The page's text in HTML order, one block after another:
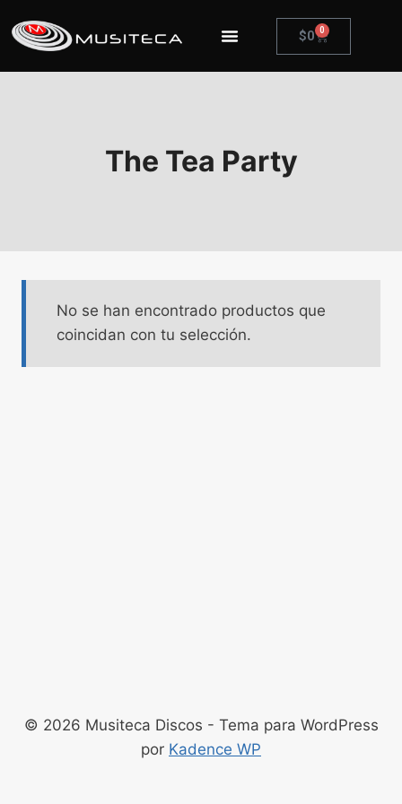
$0 0
The Tea Party
No se han encontrado productos que
coincidan con tu selección.
© 2026 Musiteca Discos - Tema para WordPress
por Kadence WP